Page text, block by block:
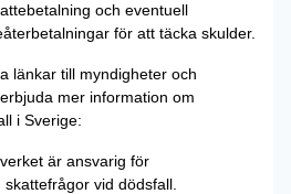
och eventuell
för att täcka skulder.
länkar till myndigheter och
mer information om
i Sverige:
är ansvarig för
vid dödsfall.